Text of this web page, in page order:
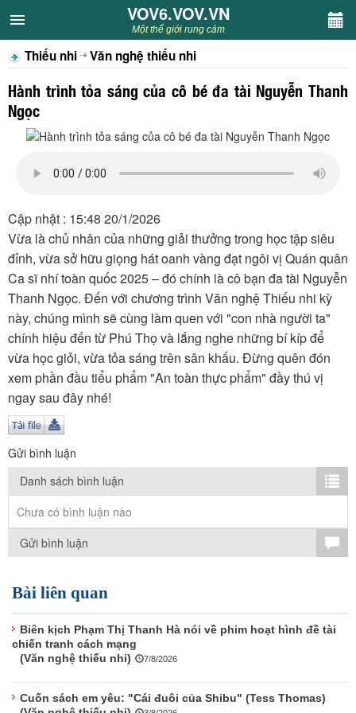
VOV6.VOV.VN
CHUYÊN MỤC
Khách VOV6
Văn học
Sân khấu
Thiếu nhi
Kết nối VOV6
TÌM KIẾM
Vận hành bởi QI Corp
VOV6.VOV.VN
Một thế giới rung cảm
Thiếu nhi Văn nghệ thiếu nhi
Hành trình tỏa sáng của cô bé đa tài Nguyễn Thanh
Ngọc
Cập nhật : 15:48 20/1/2026
Vừa là chủ nhân của những giải thưởng trong học tập siêu
đỉnh, vừa sở hữu giọng hát oanh vàng đạt ngôi vị Quán quân
Ca sĩ nhí toàn quốc 2025 – đó chính là cô bạn đa tài Nguyễn
Thanh Ngọc. Đến với chương trình Văn nghệ Thiếu nhi kỳ
này, chúng mình sẽ cùng làm quen với "con nhà người ta"
chính hiệu đến từ Phú Thọ và lắng nghe những bí kíp để
vừa học giỏi, vừa tỏa sáng trên sân khấu. Đừng quên đón
xem phần đầu tiểu phẩm "An toàn thực phẩm" đầy thú vị
ngay sau đây nhé!
Gửi bình luận
Danh sách bình luận
Chưa có bình luận nào
Gửi bình luận
Bài liên quan
Biên kịch Phạm Thị Thanh Hà nói về phim hoạt hình đề tài
chiến tranh cách mạng
(Văn nghệ thiếu nhi)
7/8/2026
Cuốn sách em yêu: "Cái đuôi của Shibu" (Tess Thomas)